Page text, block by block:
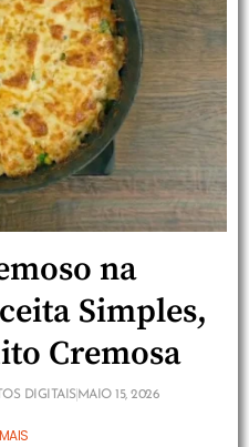
na
Simples,
Cremosa
DIGITAIS MAIO 15, 2026